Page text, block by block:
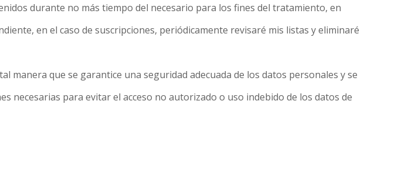
durante no más tiempo del necesario para los fines del tratamiento, en
en el caso de suscripciones, periódicamente revisaré mis listas y eliminaré
manera que se garantice una seguridad adecuada de los datos personales y se
necesarias para evitar el acceso no autorizado o uso indebido de los datos de